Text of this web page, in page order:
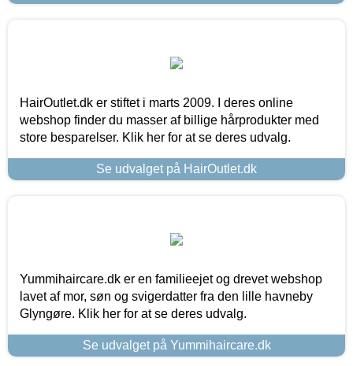
HairOutlet.dk er stiftet i marts 2009. I deres online
webshop finder du masser af billige hårprodukter med
store besparelser. Klik her for at se deres udvalg.
Se udvalget på HairOutlet.dk
Yummihaircare.dk er en familieejet og drevet webshop
lavet af mor, søn og svigerdatter fra den lille havneby
Glyngøre. Klik her for at se deres udvalg.
Se udvalget på Yummihaircare.dk